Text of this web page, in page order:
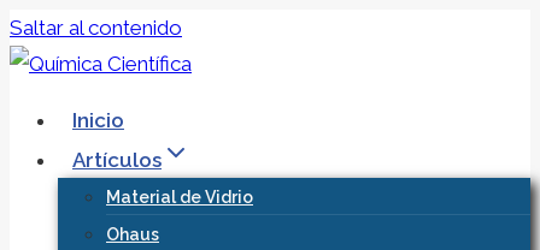
Saltar al contenido
Inicio
Artículos
Material de Vidrio
Ohaus